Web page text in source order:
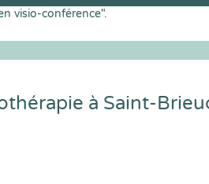
visio-conférence".
à Saint-